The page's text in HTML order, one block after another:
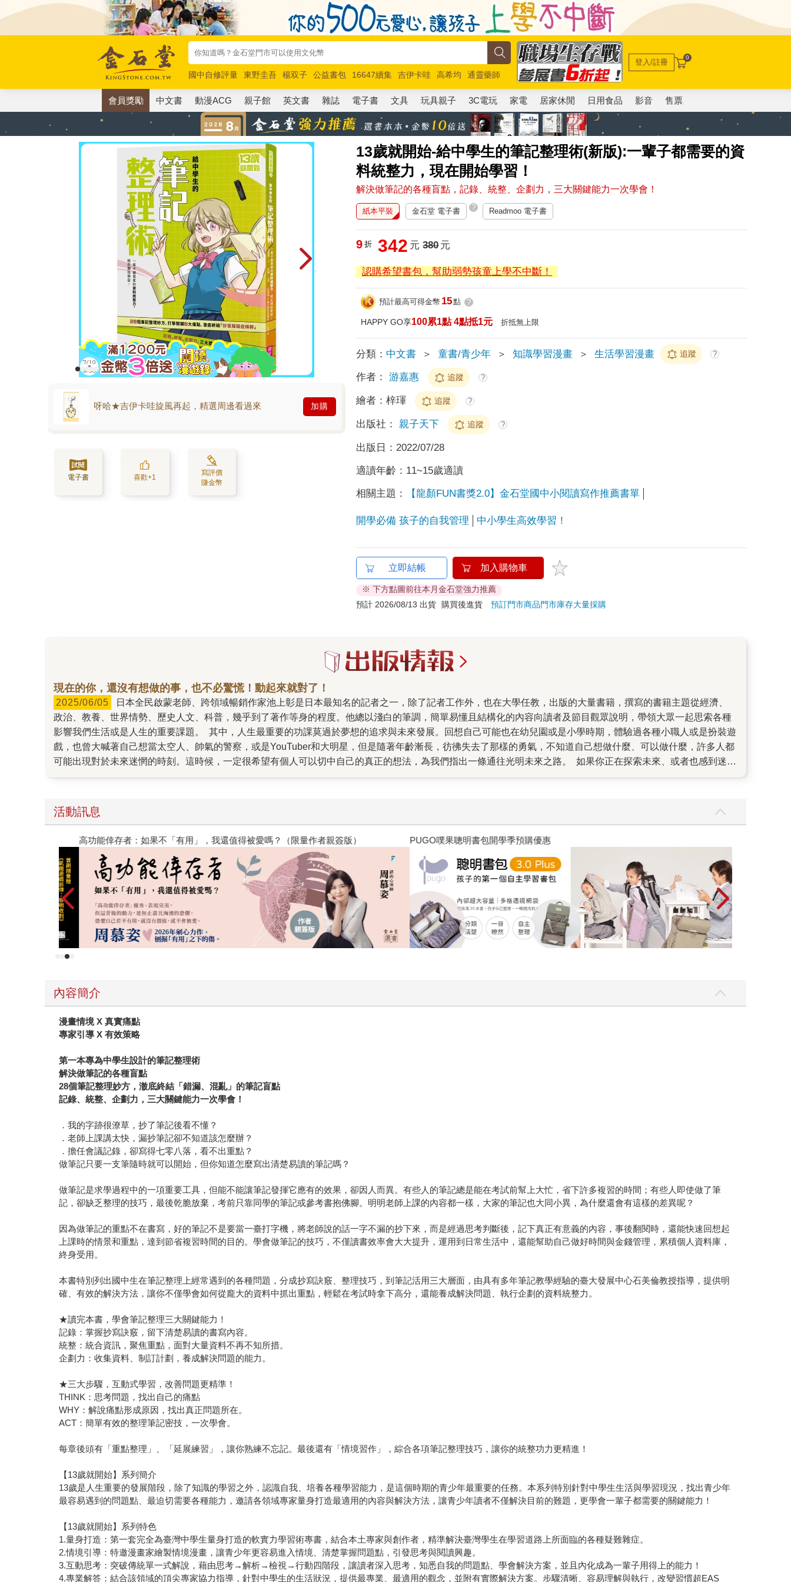
國中自修評量 東野圭吾 楊双子 公益書包 16647續集 吉伊卡哇 高希均
通靈藥師
唯紅花綻放
奧德賽 路邊攤新作 馬斯克 玩具總動員5 超慢跑
登入/註冊 0
會員獎勵 中文書 動漫ACG 親子館 英文書 雜誌 電子書 文具 玩具親子 3C電玩 家電 居家休閒 日用食品 影音 售票
13歲就開始-給中學生的筆記整理術(新版):一輩子都需要的資
料統整力，現在開始學習！
解決做筆記的各種盲點，記錄、統整、企劃力，三大關鍵能力一次學會！
呀哈★吉伊卡哇旋風再起，精選周邊看過來 加購
電子書 喜歡+1
寫評價
賺金幣
紙本平裝 金石堂 電子書 ? Readmoo 電子書
9 折 342 元 380元
認購希望書包，幫助弱勢孩童上學不中斷！
預計最高可得金幣 15點 ?
HAPPY GO享100累1點 4點抵1元 折抵無上限
分類： 中文書 ＞ 童書/青少年 ＞ 知識學習漫畫 ＞ 生活學習漫畫 追蹤 ?
作者： 游嘉惠 追蹤 ?
繪者：梓琿 追蹤 ?
出版社： 親子天下 追蹤 ?
出版日： 2022/07/28
適讀年齡： 11~15歲適讀
相關主題： 【龍顏FUN書獎2.0】金石堂國中小閱讀寫作推薦書單
開學必備 孩子的自我管理 中小學生高效學習！
立即結帳 加入購物車
※ 下方點圖前往本月金石堂強力推薦
預計 2026/08/13 出貨
購買後進貨預訂門市商品門市庫存大量採購
現在的你，還沒有想做的事，也不必驚慌！動起來就對了！
2025/06/05
政治、教養、世界情勢、歷史人文、科普，幾乎到了著作等身的程度。他總以淺白的筆調，簡單易懂且結構化的內容向讀者及節目觀眾說明，帶領大眾一起思索各種
影響我們生活或是人生的重要課題。 其中，人生最重要的功課莫過於夢想的追求與未來發展。回想自己可能也在幼兒園或是小學時期，體驗過各種小職人或是扮裝遊
戲，也曾大喊著自己想當太空人、帥氣的警察，或是YouTuber和大明星，但是隨著年齡漸長，彷彿失去了那樣的勇氣，不知道自己想做什麼、可以做什麼，許多人都
可能出現對於未來迷惘的時刻。這時候，一定很希望有個人可以切中自己的真正的想法，為我們指出一條通往光明未來之路。 如果你正在探索未來、或者也感到迷惘
自己喜歡的事情和興趣開始，一步步由淺入深，去思考讓自己「心動」的事物是什麼，發現了喜愛的事物後，又要我們深入挖掘自己的喜好，了解自己為什麼會喜歡
這些東西。與其說池上彰像是個經驗豐富的長者引領我們，反而更像是馬拉松賽跑的陪跑教練，時而鼓勵你打開人生廣度，透過剪報或是觀察自己在意什麼東西，慢
慢探索自己的興趣、專長和優勢，卻也會鼓勵讀者不用事事追求完美（通常這種人都過得很痛苦），也會告訴我們，即使心中想做的事情是「暫時的決定」也無妨！
找到自己的興趣和專長之後，池上彰認為可以運用「喜好×專長」來思考如何拓展工作領域。這本書的設計是一個跨頁只講述一個重要的概念或方法，所以閱讀上完全
不會有負擔。除了實行方法之外，他更透過大量圖解，將這些「看似都知道，但卻無從下手」的道理，簡明扼要的讓你可以破解自己固有的思考模式。他告訴讀者如
何設定3階段目標，逐一拆解完成，就能實現夢想；萬一真的找不到想做的事，他也提供因應的方法。也讓我們理解，萬一找到自己想做的事情路上遇到瓶頸時，是可
以繞道而行，說不定因此找到另一條更適合自己的路，正如池上彰告訴我們：「當你覺得自己被『一定要去做○○』的想法束縛住時，請你試著問問自己：『真的是這
樣嗎？』」 在後面三個行動中，池上彰更直接點出面對AI時代來臨，我們應該要訓練自己具備哪些能力，並從累積做抉擇的經驗，培養自己能解決問題的能力；也從
閱讀各式各樣的內容去理解社會發展跟世界情勢變化，提前好幾步去觀察到未來可能所需的人才，或者我們也可能創造出現在尚未出現的職業內容。 書中並不是形而
上的討論夢想和思考，更邀請了在職場上的人分享他們的想法，也找到了許多調查數據佐證，讓人更理解社會現況。這並不是一本能讓所有的人都能擁有順利人生的
教科書，但作者池上彰提供了大大小小「做得到的方法」，無論你是對職業、工作好奇的學生，或者是對於未來疑惑和迷惘的職場新鮮人，甚至是師長，就把《如何
活動訊息
高功能倖存者：如果不「有用」，我還值得被愛嗎？（限量作者親簽版） PUGO噗果聰明書包開學季預購優惠
內容簡介
漫畫情境 X 真實痛點
專家引導 X 有效策略
第一本專為中學生設計的筆記整理術
解決做筆記的各種盲點
28個筆記整理妙方，澈底終結「錯漏、混亂」的筆記盲點
記錄、統整、企劃力，三大關鍵能力一次學會！
．我的字跡很潦草，抄了筆記後看不懂？
．老師上課講太快，漏抄筆記卻不知道該怎麼辦？
．擔任會議記錄，卻寫得七零八落，看不出重點？
做筆記只要一支筆隨時就可以開始，但你知道怎麼寫出清楚易讀的筆記嗎？
做筆記是求學過程中的一項重要工具，但能不能讓筆記發揮它應有的效果，卻因人而異。有些人的筆記總是能在考試前幫上大忙，省下許多複習的時間；有些人即使做了筆
記，卻缺乏整理的技巧，最後乾脆放棄，考前只靠同學的筆記或參考書抱佛腳。明明老師上課的內容都一樣，大家的筆記也大同小異，為什麼還會有這樣的差異呢？
因為做筆記的重點不在書寫，好的筆記不是要當一臺打字機，將老師說的話一字不漏的抄下來，而是經過思考判斷後，記下真正有意義的內容，事後翻閱時，還能快速回想起
上課時的情景和重點，達到節省複習時間的目的。學會做筆記的技巧，不僅讀書效率會大大提升，運用到日常生活中，還能幫助自己做好時間與金錢管理，累積個人資料庫，
終身受用。
本書特別列出國中生在筆記整理上經常遇到的各種問題，分成抄寫訣竅、整理技巧，到筆記活用三大層面，由具有多年筆記教學經驗的臺大發展中心石美倫教授指導，提供明
確、有效的解決方法，讓你不僅學會如何從龐大的資料中抓出重點，輕鬆在考試時拿下高分，還能養成解決問題、執行企劃的資料統整力。
★讀完本書，學會筆記整理三大關鍵能力！
記錄：掌握抄寫訣竅，留下清楚易讀的書寫內容。
統整：統合資訊，聚焦重點，面對大量資料不再不知所措。
企劃力：收集資料、制訂計劃，養成解決問題的能力。
★三大步驟，互動式學習，改善問題更精準！
THINK：思考問題，找出自己的痛點
WHY：解說痛點形成原因，找出真正問題所在。
ACT：簡單有效的整理筆記密技，一次學會。
每章後頭有「重點整理」、「延展練習」，讓你熟練不忘記。最後還有「情境習作」，綜合各項筆記整理技巧，讓你的統整功力更精進！
【13歲就開始】系列簡介
13歲是人生重要的發展階段，除了知識的學習之外，認識自我、培養各種學習能力，是這個時期的青少年最重要的任務。本系列特別針對中學生生活與學習現況，找出青少年
最容易遇到的問題點、最迫切需要各種能力，邀請各領域專家量身打造最適用的內容與解決方法，讓青少年讀者不僅解決目前的難題，更學會一輩子都需要的關鍵能力！
【13歲就開始】系列特色
1.量身打造：第一套完全為臺灣中學生量身打造的軟實力學習術專書，結合本土專家與創作者，精準解決臺灣學生在學習道路上所面臨的各種疑難雜症。
2.情境引導：特邀漫畫家繪製情境漫畫，讓青少年更容易進入情境、清楚掌握問題點，引發思考與閱讀興趣。
3.互動思考：突破傳統單一式解說，藉由思考→解析→檢視→行動四階段，讓讀者深入思考，知悉自我的問題點、學會解決方案，並且內化成為一輩子用得上的能力！
4.專業解答：結合該領域的頂尖專家協力指導，針對中學生的生活狀況，提供最專業、最適用的觀念，並附有實際解決方案。步驟清晰、容易理解與執行，改變習慣超EAS